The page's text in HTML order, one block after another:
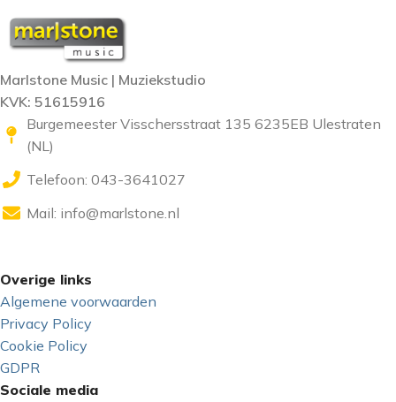
Marlstone Music | Muziekstudio
KVK: 51615916
Burgemeester Visschersstraat 135 6235EB Ulestraten
(NL)
Telefoon: 043-3641027
Mail: info@marlstone.nl
Overige links
Algemene voorwaarden
Privacy Policy
Cookie Policy
GDPR
Sociale media